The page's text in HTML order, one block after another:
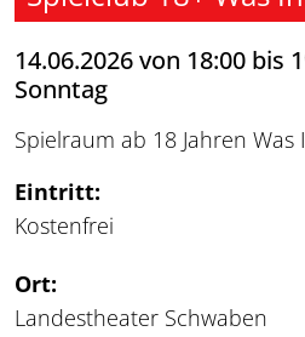
14.06.2026 von 18:00 bis
Sonntag
Spielraum ab 18 Jahren
Eintritt:
Kostenfrei
Ort:
Landestheater Schwaben